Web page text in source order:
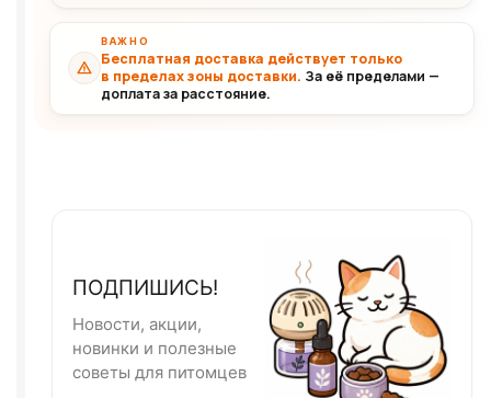
ВАЖНО
Бесплатная доставка действует только
в пределах зоны доставки. За её пределами —
доплата за расстояние.
ПОДПИШИСЬ!
Новости, акции,
новинки и полезные
советы для питомцев